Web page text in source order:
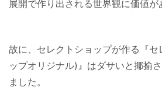
展開で作り出される世界観に価値が
故に、セレクトショップが作る『セ
ップオリジナル)』はダサいと揶揄
ました。